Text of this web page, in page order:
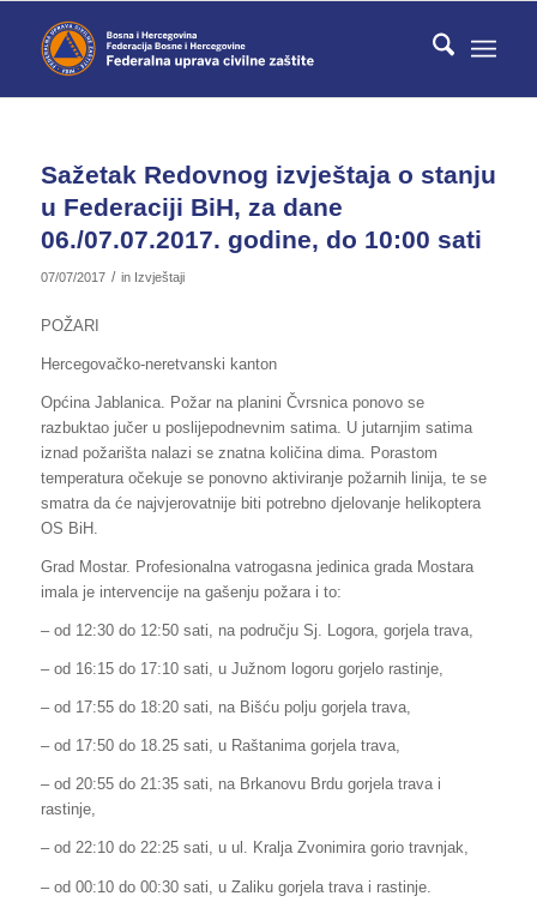
Sažetak Redovnog izvještaja o stanju
u Federaciji BiH, za dane
06./07.07.2017. godine, do 10:00 sati
07/07/2017 / in Izvještaji
POŽARI
Hercegovačko-neretvanski kanton
Općina Jablanica. Požar na planini Čvrsnica ponovo se
razbuktao jučer u poslijepodnevnim satima. U jutarnjim satima
iznad požarišta nalazi se znatna količina dima. Porastom
temperatura očekuje se ponovno aktiviranje požarnih linija, te se
smatra da će najvjerovatnije biti potrebno djelovanje helikoptera
OS BiH.
Grad Mostar. Profesionalna vatrogasna jedinica grada Mostara
imala je intervencije na gašenju požara i to:
– od 12:30 do 12:50 sati, na području Sj. Logora, gorjela trava,
– od 16:15 do 17:10 sati, u Južnom logoru gorjelo rastinje,
– od 17:55 do 18:20 sati, na Bišću polju gorjela trava,
– od 17:50 do 18.25 sati, u Raštanima gorjela trava,
– od 20:55 do 21:35 sati, na Brkanovu Brdu gorjela trava i
rastinje,
– od 22:10 do 22:25 sati, u ul. Kralja Zvonimira gorio travnjak,
– od 00:10 do 00:30 sati, u Zaliku gorjela trava i rastinje.